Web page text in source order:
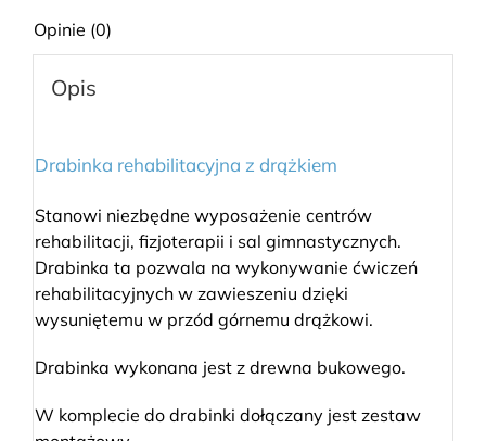
Opinie (0)
Opis
Drabinka rehabilitacyjna z drążkiem
Stanowi niezbędne wyposażenie centrów
rehabilitacji, fizjoterapii i sal gimnastycznych.
Drabinka ta pozwala na wykonywanie ćwiczeń
rehabilitacyjnych w zawieszeniu dzięki
wysuniętemu w przód górnemu drążkowi.
Drabinka wykonana jest z drewna bukowego.
W komplecie do drabinki dołączany jest zestaw